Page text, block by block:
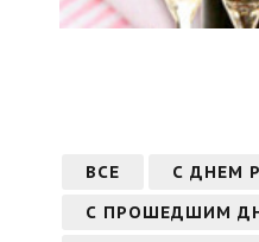
ВСЕ С ДНЕМ
С ПРОШЕДШИМ